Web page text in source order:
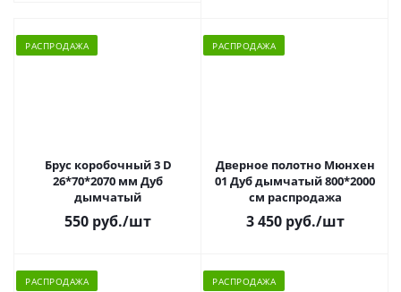
РАСПРОДАЖА
Брус коробочный 3 D
26*70*2070 мм Дуб
дымчатый
550 руб./шт
РАСПРОДАЖА
Дверное полотно Мюнхен
01 Дуб дымчатый 800*2000
см распродажа
3 450 руб./шт
РАСПРОДАЖА РАСПРОДАЖА